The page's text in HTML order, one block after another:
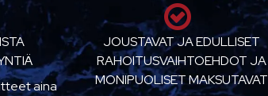
aina
JOUSTAVAT JA EDULLISET
RAHOITUSVAIHTOEHDOT JA
MONIPUOLISET MAKSUTAVAT